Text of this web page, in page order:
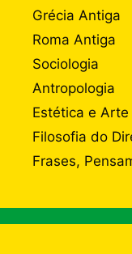
Grécia Antiga
Roma Antiga
Sociologia
Antropologia
Estética e Arte
Filosofia do
Frases,